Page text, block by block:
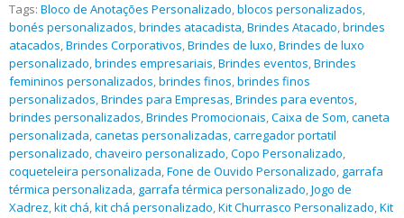
Tags: Bloco de Anotações Personalizado,blocos personalizados,
bonés personalizados,brindes atacadista,Brindes Atacado,brindes
atacados,Brindes Corporativos,Brindes de luxo,Brindes de luxo
personalizado,brindes empresariais,Brindes eventos,Brindes
femininos personalizados,brindes finos,brindes finos
personalizados,Brindes para Empresas,Brindes para eventos,
brindes personalizados,Brindes Promocionais,Caixa de Som,caneta
personalizada,canetas personalizadas,carregador portatil
personalizado,chaveiro personalizado,Copo Personalizado,
coqueteleira personalizada,Fone de Ouvido Personalizado, garrafa
térmica personalizada, garrafa térmica personalizado,Jogo de
Xadrez,kit chá,kit chá personalizado,Kit Churrasco Personalizado,Kit